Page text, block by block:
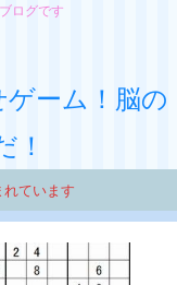
ログです
ーム！脳の
！
ています